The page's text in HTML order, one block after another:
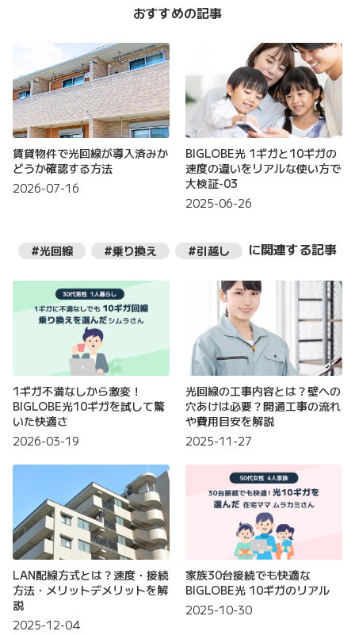
おすすめの記事
賃貸物件で光回線が導入済みか
どうか確認する方法
2026-07-16
BIGLOBE光 1ギガと10ギガの
速度の違いをリアルな使い方で
大検証-03
2025-06-26
#光回線 #乗り換え #引越し に関連する記事
1ギガ不満なしから激変！
BIGLOBE光10ギガを試して驚
いた快適さ
2026-03-19
光回線の工事内容とは？壁への
穴あけは必要？開通工事の流れ
や費用目安を解説
2025-11-27
LAN配線方式とは？速度・接続
方法・メリットデメリットを解
説
2025-12-04
家族30台接続でも快適な
BIGLOBE光 10ギガのリアル
2025-10-30